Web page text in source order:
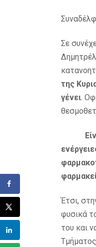
Σε
της
γένει.
Είναι
Έτσι,
φυσικά
του και